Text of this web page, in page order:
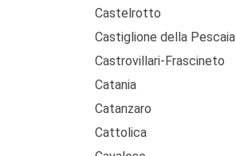
Castelrotto
Castiglione della Pescaia
Castrovillari-Frascineto
Catania
Catanzaro
Cattolica